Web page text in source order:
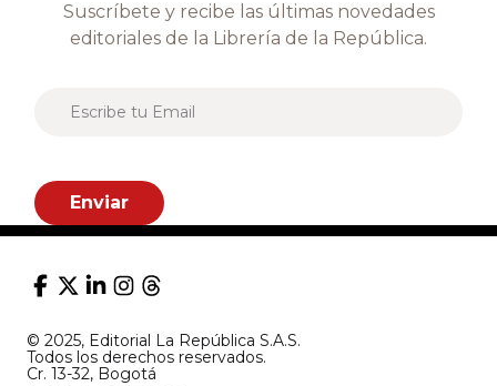
Suscríbete y recibe las últimas novedades
editoriales de la Librería de la República.
*
Enviar
© 2025, Editorial La República S.A.S.
Todos los derechos reservados.
Cr. 13-32, Bogotá